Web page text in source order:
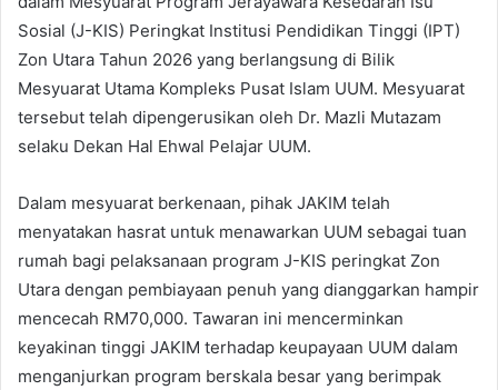
Sosial (J-KIS) Peringkat Institusi Pendidikan Tinggi (IPT)
Zon Utara Tahun 2026 yang berlangsung di Bilik
Mesyuarat Utama Kompleks Pusat Islam UUM. Mesyuarat
tersebut telah dipengerusikan oleh Dr. Mazli Mutazam
selaku Dekan Hal Ehwal Pelajar UUM.
Dalam mesyuarat berkenaan, pihak JAKIM telah
menyatakan hasrat untuk menawarkan UUM sebagai tuan
rumah bagi pelaksanaan program J-KIS peringkat Zon
Utara dengan pembiayaan penuh yang dianggarkan hampir
mencecah RM70,000. Tawaran ini mencerminkan
keyakinan tinggi JAKIM terhadap keupayaan UUM dalam
menganjurkan program berskala besar yang berimpak